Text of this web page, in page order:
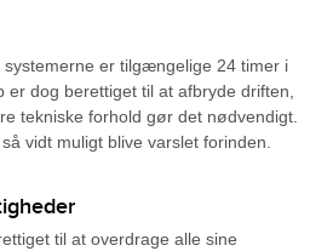
er tilgængelige 24 timer i
dog berettiget til at afbryde driften,
tekniske forhold gør det nødvendigt.
vidt muligt blive varslet forinden.
til at overdrage alle sine